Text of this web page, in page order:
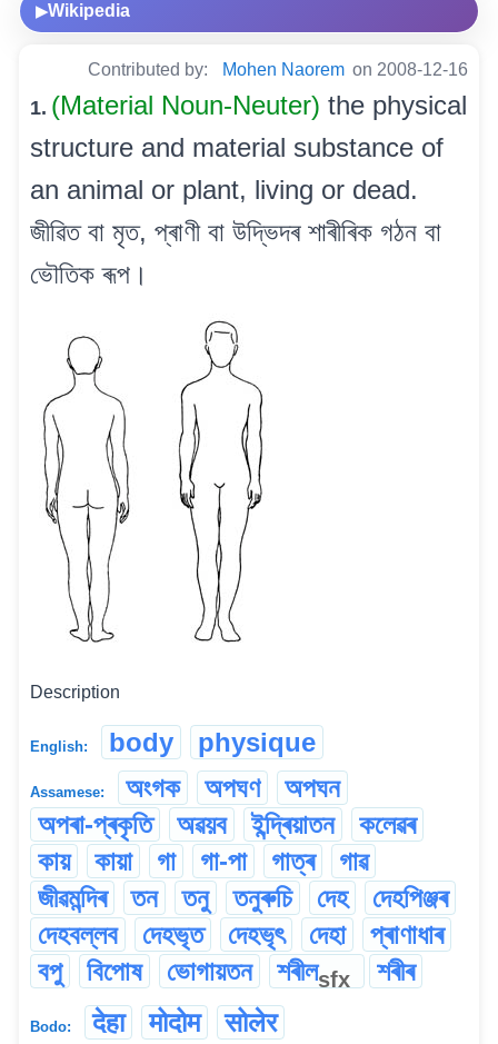
▶Wikipedia
Contributed by: Mohen Naorem on 2008-12-16
1. (Material Noun-Neuter) the physical
structure and material substance of
an animal or plant, living or dead.
জীৱিত বা মৃত, প্ৰাণী বা উদ্ভিদৰ শাৰীৰিক গঠন বা
ভৌতিক ৰূপ।
Description
English: body physique
Assamese: অংগক অপঘণ
অপঘন
অপৰা-প্ৰকৃতি
অৱয়ব ইন্দ্ৰিয়াতন
কলেৱৰ
কায়
কায়া গা গা-পা গাত্ৰ
গাৱ
জীৱমন্দিৰ
তন তনু তনুৰুচি দেহ
দেহপিঞ্জৰ
দেহবল্লব
দেহভৃত দেহভৃৎ দেহা
প্ৰাণাধাৰ
বপু
বিপোষ ভোগায়তন শৰীলsfx শৰীৰ
Bodo: देहा मोदोम सोलेर